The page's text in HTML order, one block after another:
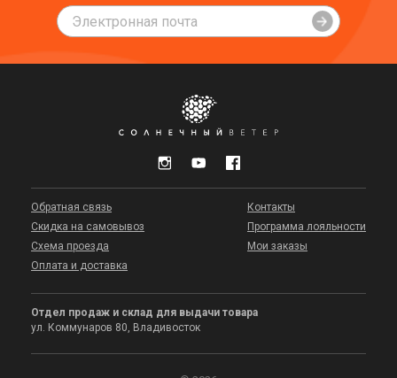
Обратная связь
Скидка на самовывоз
Схема проезда
Оплата и доставка
Контакты
Программа лояльности
Мои заказы
Отдел продаж и склад для выдачи товара
ул. Коммунаров 80, Владивосток